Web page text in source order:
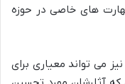
های خاصی در حوزه
می تواند معیاری برای